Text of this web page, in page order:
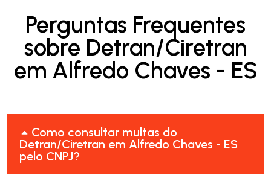
Perguntas Frequentes
sobre Detran/Ciretran
em Alfredo Chaves - ES
Como consultar multas do
Detran/Ciretran em Alfredo Chaves - ES
pelo CNPJ?